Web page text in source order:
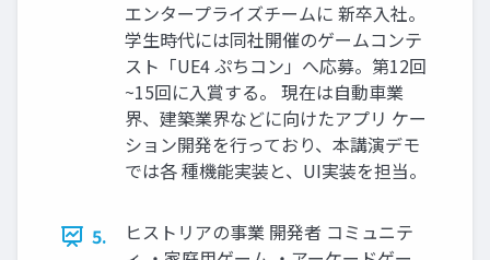
エンタープライズチームに 新卒入社。
学生時代には同社開催のゲームコンテ
スト「UE4 ぷちコン」へ応募。第12回
~15回に入賞する。 現在は自動車業
界、建築業界などに向けたアプリ ケー
ション開発を行っており、本講演デモ
では各 種機能実装と、UI実装を担当。
5.
ヒストリアの事業 開発者 コミュニテ